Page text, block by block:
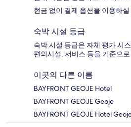
현금 없이 결제 옵션을 이용하
숙박 시설 등급
숙박 시설 등급은 자체 평가 시
편의시설, 서비스 등을 기준으
이곳의 다른 이름
BAYFRONT GEOJE Hotel
BAYFRONT GEOJE Geoje
BAYFRONT GEOJE Hotel